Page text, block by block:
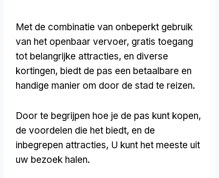
Met de combinatie van onbeperkt gebruik
van het openbaar vervoer, gratis toegang
tot belangrijke attracties, en diverse
kortingen, biedt de pas een betaalbare en
handige manier om door de stad te reizen.
Door te begrijpen hoe je de pas kunt kopen,
de voordelen die het biedt, en de
inbegrepen attracties, U kunt het meeste uit
uw bezoek halen.